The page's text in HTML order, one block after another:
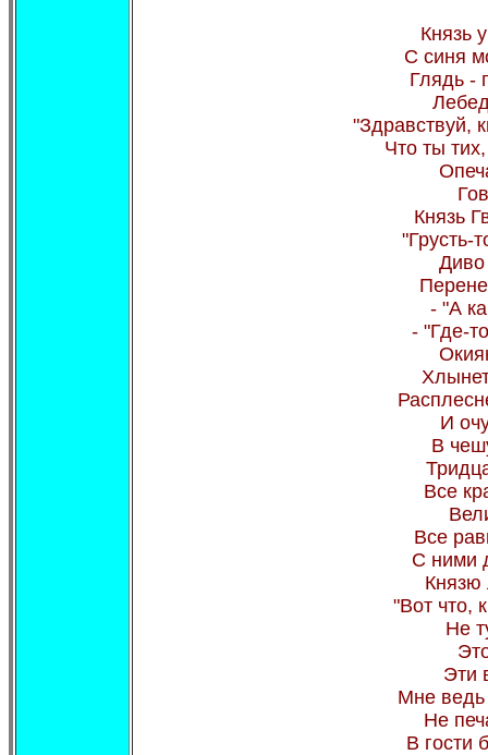
Князь
С синя
Глядь -
"Здравствуй,
Что ты
Князь
"Грусть-
Диво
- "А
- "Где-
И
В
Все
Все
С ними
Князю
"Вот что,
Не
Эти
Мне ведь
Не
В гости